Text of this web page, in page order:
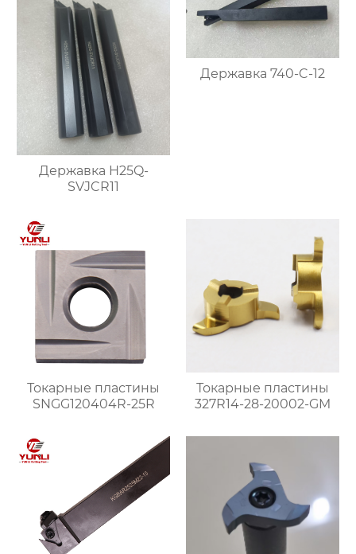
Державка H25Q-
SVJCR11
Державка 740-C-12
Токарные пластины
SNGG120404R-25R
Токарные пластины
327R14-28-20002-GM